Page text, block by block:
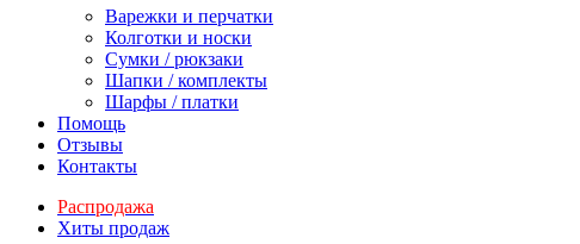
Варежки и перчатки
Колготки и носки
Сумки / рюкзаки
Шапки / комплекты
Шарфы / платки
Помощь
Отзывы
Контакты
Распродажа
Хиты продаж